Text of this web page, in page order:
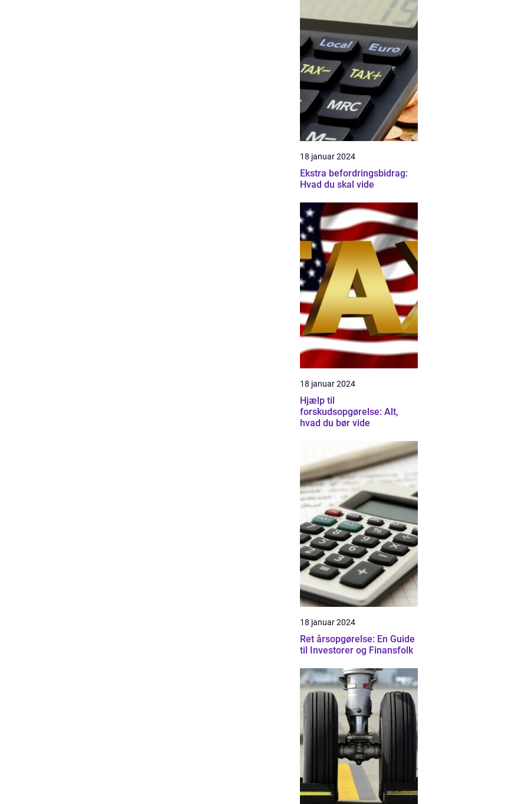
18 januar 2024
Ekstra befordringsbidrag:
Hvad du skal vide
18 januar 2024
Hjælp til
forskudsopgørelse: Alt,
hvad du bør vide
18 januar 2024
Ret årsopgørelse: En Guide
til Investorer og Finansfolk